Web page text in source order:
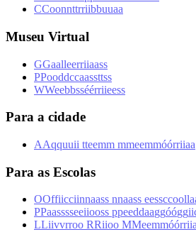
CCoonnttrriibbuuaa
Museu Virtual
GGaalleerriiaass
PPooddccaassttss
WWeebbsséérriieess
Para a cidade
AAqquuii tteemm mmeemmóórriiaa
Para as Escolas
OOffiicciinnaass nnaass eessccoolla
PPaasssseeiiooss ppeeddaaggóóggii
LLiivvrroo RRiioo MMeemmóórriia